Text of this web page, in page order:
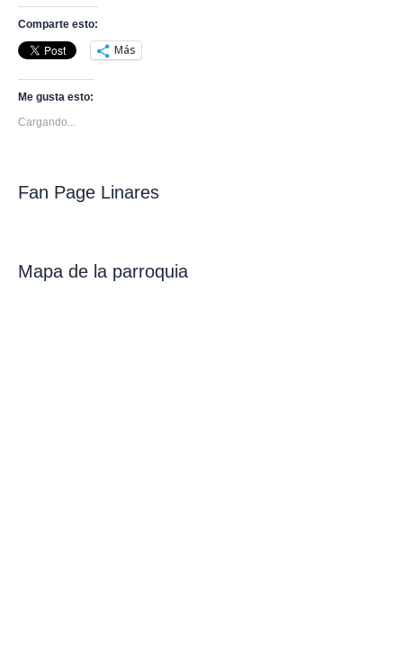
Comparte esto:
Más
Me gusta esto:
Cargando...
Fan Page Linares
Mapa de la parroquia